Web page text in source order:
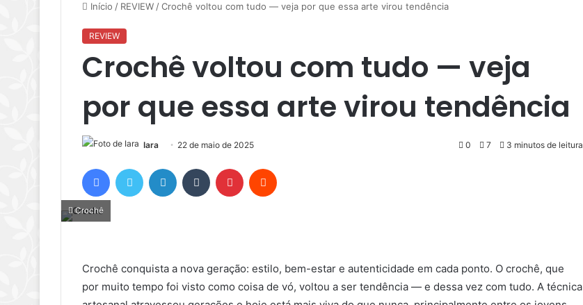
Início / REVIEW /Crochê voltou com tudo — veja por que essa arte virou tendência
REVIEW
Crochê voltou com tudo — veja
por que essa arte virou tendência
Iara 22 de maio de 2025 0 7 3 minutos de leitura
FacebookTwitter Linkedin Tumblr Pinterest
Crochê
Crochê conquista a nova geração: estilo, bem-estar e autenticidade em cada ponto. O crochê, que
por muito tempo foi visto como coisa de vó, voltou a ser tendência — e dessa vez com tudo. A técnica